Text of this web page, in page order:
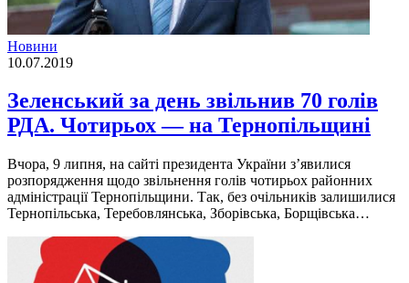
Новини
10.07.2019
Зеленський за день звільнив 70 голів
РДА. Чотирьох — на Тернопільщині
Вчора, 9 липня, на сайті президента України з’явилися
розпорядження щодо звільнення голів чотирьох районних
адміністрації Тернопільщини. Так, без очільників залишилися
Тернопільська, Теребовлянська, Зборівська, Борщівська…